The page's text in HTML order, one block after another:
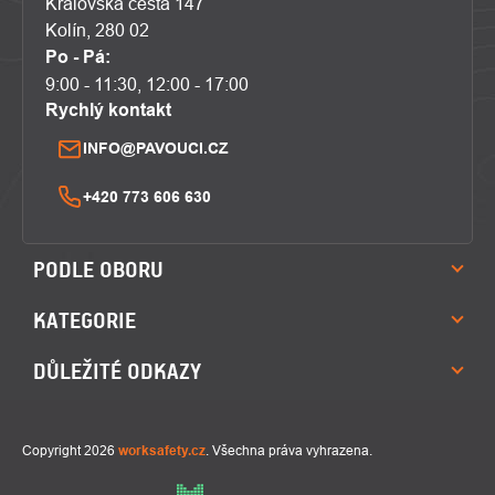
Kolín, 280 02
Po - Pá:
9:00 - 11:30, 12:00 - 17:00
Rychlý kontakt
INFO@PAVOUCI.CZ
+420 773 606 630
PODLE OBORU
KATEGORIE
DŮLEŽITÉ ODKAZY
Copyright 2026 worksafety.cz. Všechna práva vyhrazena.